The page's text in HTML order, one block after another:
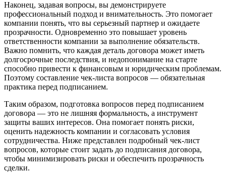
Наконец, задавая вопросы, вы демонстрируете
профессиональный подход и внимательность. Это помогает
компании понять, что вы серьезный партнер и ожидаете
прозрачности. Одновременно это повышает уровень
ответственности компании за выполнение обязательств.
Важно помнить, что каждая деталь договора может иметь
долгосрочные последствия, и недопонимание на старте
способно привести к финансовым и юридическим проблемам.
Поэтому составление чек-листа вопросов — обязательная
практика перед подписанием.
Таким образом, подготовка вопросов перед подписанием
договора — это не лишняя формальность, а инструмент
защиты ваших интересов. Она помогает понять риски,
оценить надежность компании и согласовать условия
сотрудничества. Ниже представлен подробный чек-лист
вопросов, которые стоит задать до подписания договора,
чтобы минимизировать риски и обеспечить прозрачность
сделки.